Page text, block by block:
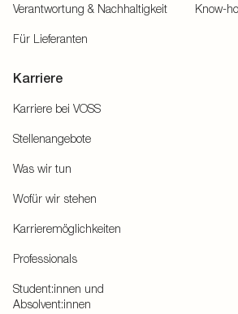
Verantwortung & Nachhaltigkeit
Für Lieferanten
Know-
Karriere
Karriere bei VOSS
Stellenangebote
Was wir tun
Wofür wir stehen
Karrieremöglichkeiten
Professionals
Student:innen und
Absolvent:innen